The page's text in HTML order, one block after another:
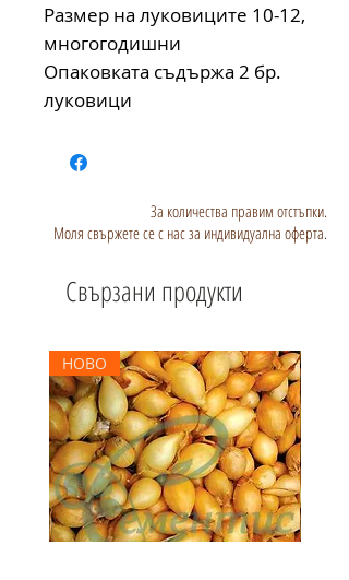
Размер на луковиците 10-12,
многогодишни
Опаковката съдържа 2 бр.
луковици
За количества правим отстъпки.
Моля свържете се с нас за индивидуална оферта.
Свързани продукти
НОВО